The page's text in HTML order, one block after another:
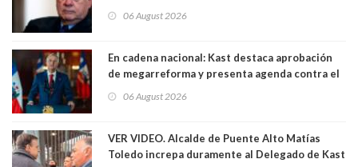
1971. Excanciller Insulza lamentó decisión
06 August 2026
En cadena nacional: Kast destaca aprobación
de megarreforma y presenta agenda contra el
06 August 2026
VER VIDEO. Alcalde de Puente Alto Matías
Toledo increpa duramente al Delegado de Kast